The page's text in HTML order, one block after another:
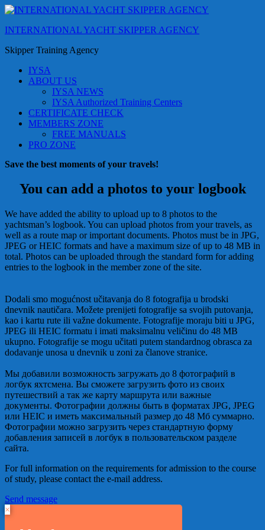
Skip
content
Enter)
INTERNATIONAL YACHT SKIPPER AGENCY
Skipper Training Agency
IYSA
ABOUT US
IYSA NEWS
IYSA Authorized Training Centers
CERTIFICATE CHECK
MEMBERS ZONE
FREE MANUALS
PRO ZONE
Save the best moments of your travels!
You can add a photos to your logbook
We have added the ability to upload up to 8 photos to the
yachtsman’s logbook. You can upload photos from your travels, as
well as a route map or important documents. Photos must be in JPG,
JPEG or HEIC formats and have a maximum size of up to 48 MB in
total. Photos can be uploaded through the standard form for adding
entries to the logbook in the member zone of the site.
Dodali smo mogućnost učitavanja do 8 fotografija u brodski
dnevnik nautičara. Možete prenijeti fotografije sa svojih putovanja,
kao i kartu rute ili važne dokumente. Fotografije moraju biti u JPG,
JPEG ili HEIC formatu i imati maksimalnu veličinu do 48 MB
ukupno. Fotografije se mogu učitati putem standardnog obrasca za
dodavanje unosa u dnevnik u zoni za članove stranice.
Мы добавили возможность загружать до 8 фотографий в
логбук яхтсмена. Вы сможете загрузить фото из своих
путешествий а так же карту маршрута или важные
документы. Фотографии должны быть в форматах JPG, JPEG
или HEIC и иметь максимальный размер до 48 Мб суммарно.
Фотографии можно загрузить через стандартную форму
добавления записей в логбук в пользовательском разделе
сайта.
For full information on the requirements for admission to the course
of study, please contact the e-mail address.
Send message
×